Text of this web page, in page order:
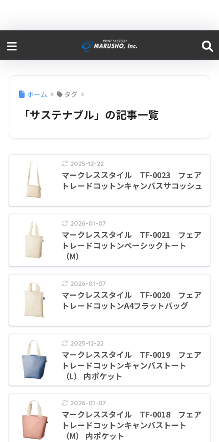
ホーム タグ
「サステナブル」の記事一覧
2025-12-22
マークレススタイル TF-0023 フェア
トレードコットンキャンバスサコッシュ
2026-01-07
マークレススタイル TF-0021 フェア
トレードコットンベーシックトート
（M）
2026-01-07
マークレススタイル TF-0020 フェア
トレードコットンA4フラットバッグ
2025-12-22
マークレススタイル TF-0019 フェア
トレードコットンキャンバストート
（L） 内ポケット
2026-01-07
マークレススタイル TF-0018 フェア
トレードコットンキャンバストート
（M） 内ポケット